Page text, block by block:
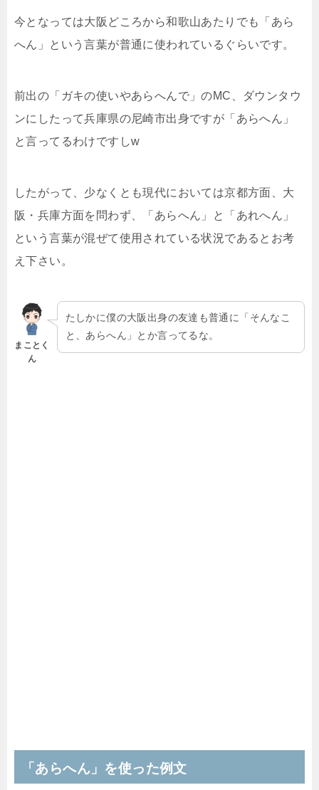
今となっては大阪どころから和歌山あたりでも「あら
へん」という言葉が普通に使われているぐらいです。
前出の「ガキの使いやあらへんで」のMC、ダウンタウ
ンにしたって兵庫県の尼崎市出身ですが「あらへん」
と言ってるわけですしw
したがって、少なくとも現代においては京都方面、大
阪・兵庫方面を問わず、「あらへん」と「あれへん」
という言葉が混ぜて使用されている状況であるとお考
え下さい。
まことく
ん
たしかに僕の大阪出身の友達も普通に「そんなこ
と、あらへん」とか言ってるな。
「あらへん」を使った例文